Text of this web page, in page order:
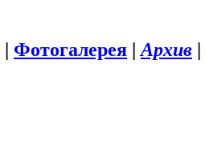
| Фотогалерея | Архив |